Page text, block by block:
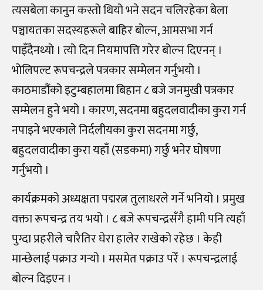
त्यसबेला कानुन कस्तो थियो भने सदन चलिरहेका बेला
पञ्चायतका सदस्यहरूले बाहिर बोल्न, आमसभा गर्न
पाइँदैनथ्यो । त्यो दिन नियमापत्ति गरेर बोल्न दिएनन् ।
भोलिपल्ट रूपचन्द्रले पत्रकार सम्मेलन गर्नुभयो ।
काठमाडौंको इटुम्बहालमा बिहान ८ बजे जनमुखी पत्रकार
सम्मेलन हुने भयो । कारण, सदनमा बहुदलवादीका कुरा गर्न
नपाइने भएकाले निर्दलीयका कुरा सदनमा गर्छु,
बहुदलवादीका कुरा यहाँ (सडकमा) गर्छु भनेर घोषणा
गर्नुभयो ।
कार्यक्रमको अध्यक्षता पद्मरत्न तुलाधरले गर्ने भनियो । प्रमुख
वक्ता रूपचन्द्र तय भयो । ८ बजे रूपचन्द्रसँगै हामी पनि त्यहाँ
पुग्दा प्रहरीले चारैतिर घेरा हालेर राखेको रहेछ । केही
मान्छेलाई पक्राउ गर्‍यो । मसमेत पक्राउ परेँ । रूपचन्द्रलाई
बोल्न दिइएन ।